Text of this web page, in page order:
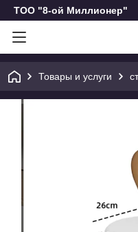
ТОО "8-ой Миллионер"
Товары и услуги